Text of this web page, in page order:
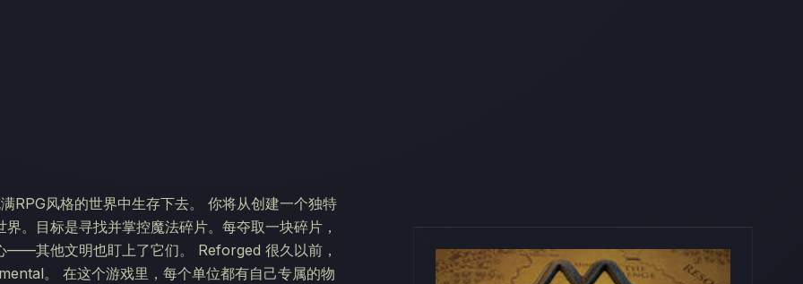
RPG风格的世界中生存下去。 你将从创建一个独特
。目标是寻找并掌控魔法碎片。每夺取一块碎片，
——其他文明也盯上了它们。 Reforged 很久以前，
。 在这个游戏里，每个单位都有自己专属的物